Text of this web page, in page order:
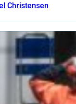
Christensen